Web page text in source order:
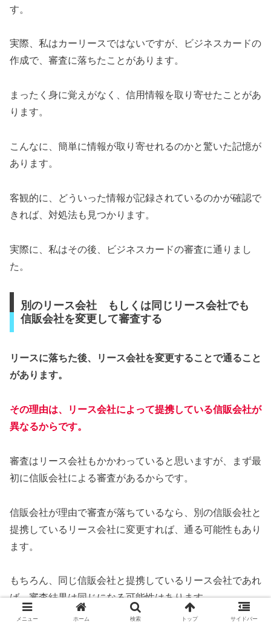
す。
実際、私はカーリースではないですが、ビジネスカードの
作成で、審査に落ちたことがあります。
まったく身に覚えがなく、信用情報を取り寄せたことがあ
ります。
こんなに、簡単に情報が取り寄せれるのかと驚いた記憶が
あります。
客観的に、どういった情報が記録されているのかが確認で
きれば、対処法も見つかります。
実際に、私はその後、ビジネスカードの審査に通りまし
た。
別のリース会社 もしくは同じリース会社でも
信販会社を変更して審査する
リースに落ちた後、リース会社を変更することで通ること
があります。
その理由は、リース会社によって提携している信販会社が
異なるからです。
審査はリース会社もかかわっていると思いますが、まず最
初に信販会社による審査があるからです。
信販会社が理由で審査が落ちているなら、別の信販会社と
提携しているリース会社に変更すれば、通る可能性もあり
ます。
もちろん、同じ信販会社と提携しているリース会社であれ
ば、審査結果は同じになる可能性はあります。
メニュー ホーム 検索 トップ サイドバー